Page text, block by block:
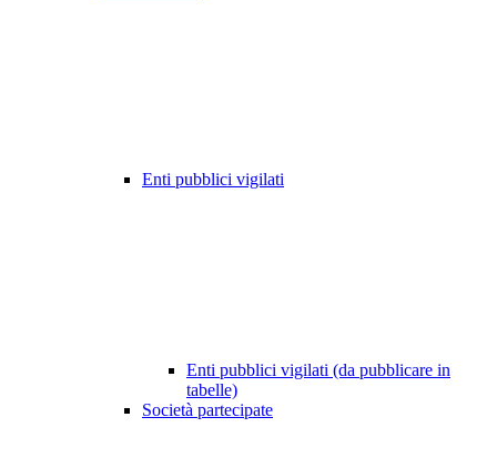
Enti pubblici vigilati
Enti pubblici vigilati (da pubblicare in
tabelle)
Società partecipate